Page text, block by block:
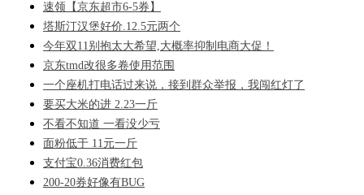
速领【京东超市6-5券】
塔斯汀汉堡好价.12.5元两个
今年双11别抱太大希望,大概率抑制电商大促！
京东tmd改很多卷使用范围
一个座机打电话过来说，接到群众举报，我闯红灯了
要买大米的进 2.23一斤
不看不知道 一看没少亏
面粉低于 11元一斤
支付宝0.36消费红包
200-20券好像有BUG